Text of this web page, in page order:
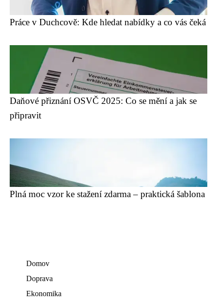
Práce v Duchcově: Kde hledat nabídky a co vás čeká
Daňové přiznání OSVČ 2025: Co se mění a jak se
připravit
Plná moc vzor ke stažení zdarma – praktická šablona
Domov
Doprava
Ekonomika